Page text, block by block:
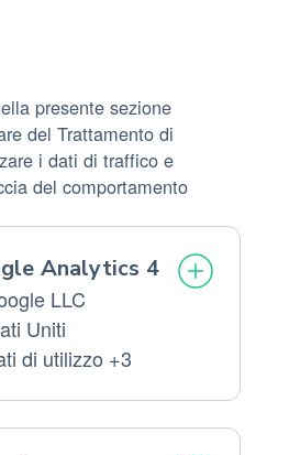
presente sezione
del Trattamento di
i dati di traffico e
del comportamento
Analytics 4
LLC
Uniti
di utilizzo +3